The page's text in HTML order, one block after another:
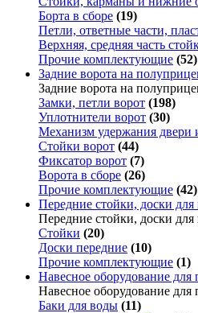
Борта в сборе (19)
Петли, ответные части,
Верхняя, средняя часть
Прочие комплектующие (52)
Задние ворота на
Задние ворота на
Замки, петли ворот (198)
Уплотнители ворот (30)
Механизм удержания двери
Стойки ворот (44)
Фиксатор ворот (7)
Ворота в сборе (26)
Прочие комплектующие (42)
Передние стойки, доски
Передние стойки, доски
Стойки (20)
Доски передние (10)
Прочие комплектующие (1)
Навесное оборудование для
Навесное оборудование для
Баки для воды (11)